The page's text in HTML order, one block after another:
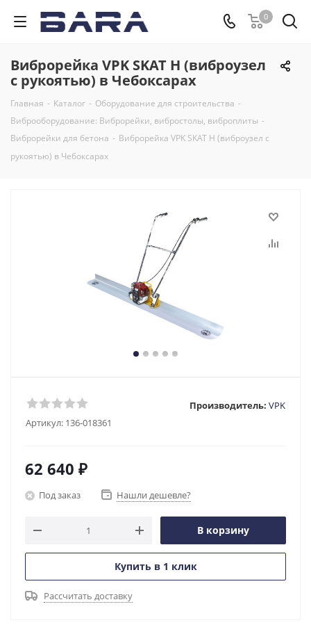
0
Виброрейка VPK SKAT H (виброузел
с рукоятью) в Чебоксарах
Главная - Каталог - Оборудование для строительства -
Виброоборудование: Виброрейки, вибростолы, виброплиты -
Виброрейки для бетона - Виброрейка VPK SKAT H (виброузел с
рукоятью) в Чебоксарах
Артикул: 136-018361
Производитель: VPK
62 640 ₽
Под заказ Нашли дешевле?
В корзину
Купить в 1 клик
Рассчитать доставку